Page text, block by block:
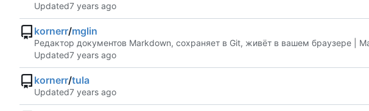
Updated
kornerr/mglin
Редактор документов Markdown, сохраняет в Git, живёт в вашем браузере |
Updated
kornerr/tula
Updated